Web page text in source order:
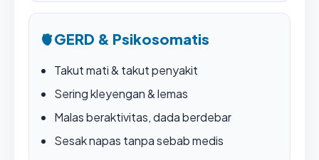
🫀GERD & Psikosomatis
Takut mati & takut penyakit
Sering kleyengan & lemas
Malas beraktivitas, dada berdebar
Sesak napas tanpa sebab medis